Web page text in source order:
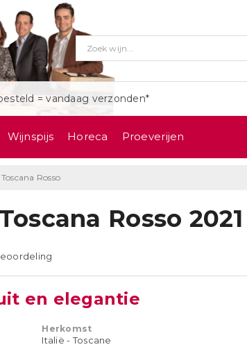
= vandaag verzonden*
Wijnspijs Horeca Proeverijen
Rosso
Rosso 2021
en elegantie
Herkomst
Italië - Toscane